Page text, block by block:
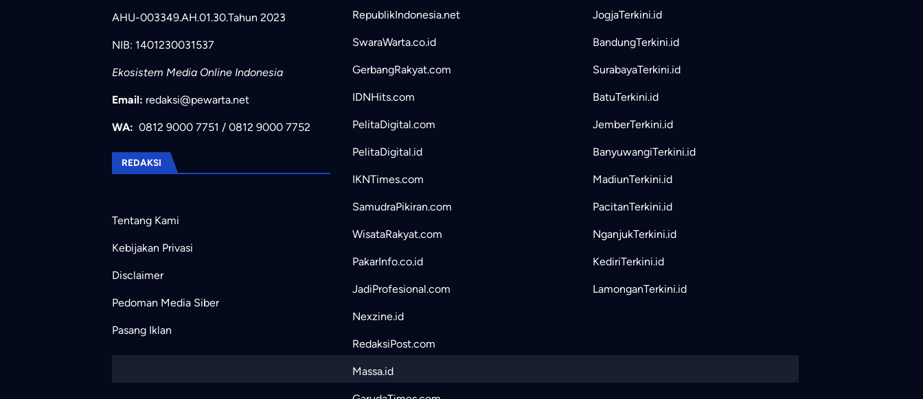
AHU-003349.AH.01.30.Tahun 2023
NIB: 1401230031537
Ekosistem Media Online Indonesia
Email: redaksi@pewarta.net
WA: 0812 9000 7751 / 0812 9000 7752
REDAKSI
Tentang Kami
Kebijakan Privasi
Disclaimer
Pedoman Media Siber
Pasang Iklan
RepublikIndonesia.net
SwaraWarta.co.id
GerbangRakyat.com
IDNHits.com
PelitaDigital.com
PelitaDigital.id
IKNTimes.com
SamudraPikiran.com
WisataRakyat.com
PakarInfo.co.id
JadiProfesional.com
Nexzine.id
RedaksiPost.com
Massa.id
JogjaTerkini.id
BandungTerkini.id
SurabayaTerkini.id
BatuTerkini.id
JemberTerkini.id
BanyuwangiTerkini.id
MadiunTerkini.id
PacitanTerkini.id
NganjukTerkini.id
KediriTerkini.id
LamonganTerkini.id